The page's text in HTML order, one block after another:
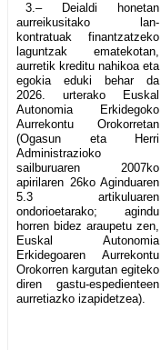
3.– Deialdi honetan
aurreikusitako lan-
kontratuak finantzatzeko
laguntzak ematekotan,
aurretik kreditu nahikoa eta
egokia eduki behar da
2026. urterako Euskal
Autonomia Erkidegoko
Aurrekontu Orokorretan
(Ogasun eta Herri
Administrazioko
sailburuaren 2007ko
apirilaren 26ko Aginduaren
5.3 artikuluaren
ondorioetarako; agindu
horren bidez araupetu zen,
Euskal Autonomia
Erkidegoaren Aurrekontu
Orokorren kargutan egiteko
diren gastu-espedienteen
aurretiazko izapidetzea).